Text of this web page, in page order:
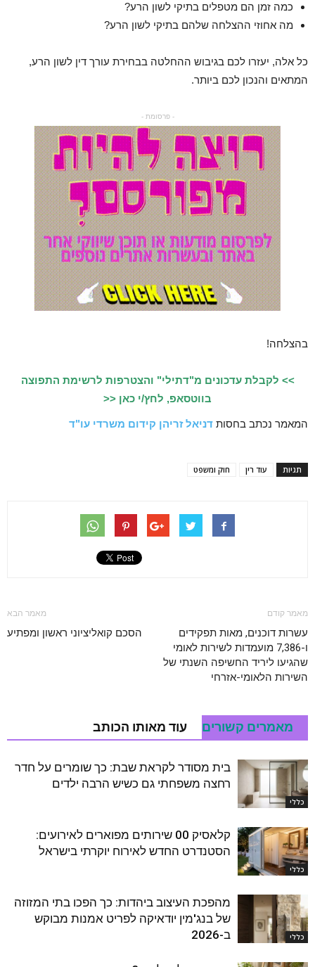
כמה זמן הם מטפלים בתיקי לשון הרע?
מה אחוזי ההצלחה שלהם בתיקי לשון הרע?
כל אלה, יעזרו לכם בגיבוש ההחלטה בבחירת עורך דין לשון הרע,
המתאים והנכון לכם ביותר.
- פרסומת -
בהצלחה!
>> לקבלת עדכונים מ"דתילי" והצטרפות לרשימת התפוצה
בווטסאפ, לחץ/י כאן <<
המאמר נכתב בחסות דניאל זריהן קידום משרדי עו"ד
תגיות עוד רין חוק ומשפט
מאמר קודם
עשרות דוכנים, מאות תפקידים
ו-7,386 מועמדות לשירות לאומי
שהגיעו ליריד החשיפה השנתי של
השירות הלאומי-אזרחי
מאמר הבא
הסכם קואליציוני ראשון ומפתיע
מאמרים קשורים עוד מאותו הכותב
כללי
בית מסודר לקראת שבת: כך שומרים על חדר
רחצה משפחתי גם כשיש הרבה ילדים
כללי
קלאסיק 00 שירותים מפוארים לאירועים:
הסטנדרט החדש לאירוח יוקרתי בישראל
כללי
מהפכת העיצוב ביהדות: כך הפכו בתי המזוזה
של בנג'מין יודאיקה לפריט אמנות מבוקש
ב-2026